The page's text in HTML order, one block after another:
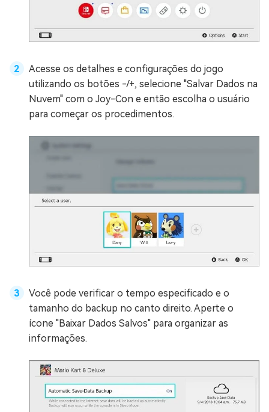
Acesse os detalhes e configurações do jogo
utilizando os botões -/+, selecione "Salvar Dados na
Nuvem" com o Joy-Con e então escolha o usuário
para começar os procedimentos.
Você pode verificar o tempo especificado e o
tamanho do backup no canto direito. Aperte o
ícone "Baixar Dados Salvos" para organizar as
informações.